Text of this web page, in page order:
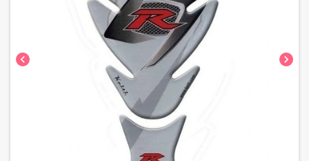
chevron_left chevron_right